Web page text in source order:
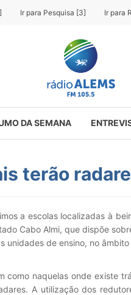
Ir para Pesquisa [3] Ir para
DA SEMANA
terão
a escolas localizadas à
Cabo Almi, que dispõe
de ensino, no
como naquelas onde existe
A utilização dos